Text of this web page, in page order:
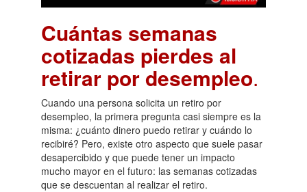
Cuántas semanas
cotizadas pierdes al
retirar por desempleo.
Cuando una persona solicita un retiro por
desempleo, la primera pregunta casi siempre es la
misma: ¿cuánto dinero puedo retirar y cuándo lo
recibiré? Pero, existe otro aspecto que suele pasar
desapercibido y que puede tener un impacto
mucho mayor en el futuro: las semanas cotizadas
que se descuentan al realizar el retiro.